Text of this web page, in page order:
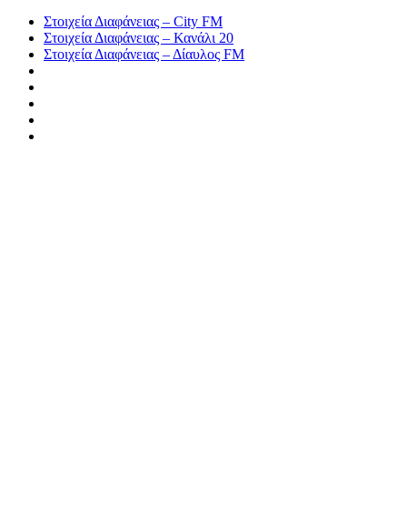
Στοιχεία Διαφάνειας – City FM
Στοιχεία Διαφάνειας – Κανάλι 20
Στοιχεία Διαφάνειας – Δίαυλος FM